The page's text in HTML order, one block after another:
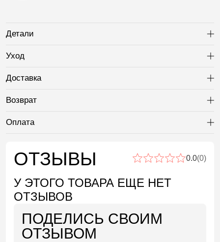
Детали
Уход
Доставка
Возврат
Оплата
ОТЗЫВЫ 0.0(0)
У ЭТОГО ТОВАРА ЕЩЕ НЕТ
ОТЗЫВОВ
ПОДЕЛИСЬ СВОИМ
ОТЗЫВОМ